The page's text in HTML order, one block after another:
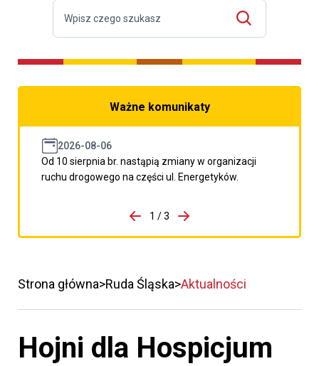
Ważne komunikaty
2026-08-06
Od 10 sierpnia br. nastąpią zmiany w organizacji
ruchu drogowego na części ul. Energetyków.
porzpedniego komunikatu
1 / 3
Przejdź do następnego
Strona główna Ruda Śląska Aktualności
Hojni dla Hospicjum